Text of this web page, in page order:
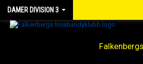
DAMER DIVISION 3